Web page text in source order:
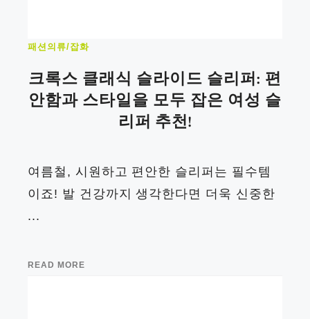
패션의류/잡화
크록스 클래식 슬라이드 슬리퍼: 편
안함과 스타일을 모두 잡은 여성 슬
리퍼 추천!
여름철, 시원하고 편안한 슬리퍼는 필수템
이죠! 발 건강까지 생각한다면 더욱 신중한
...
READ MORE